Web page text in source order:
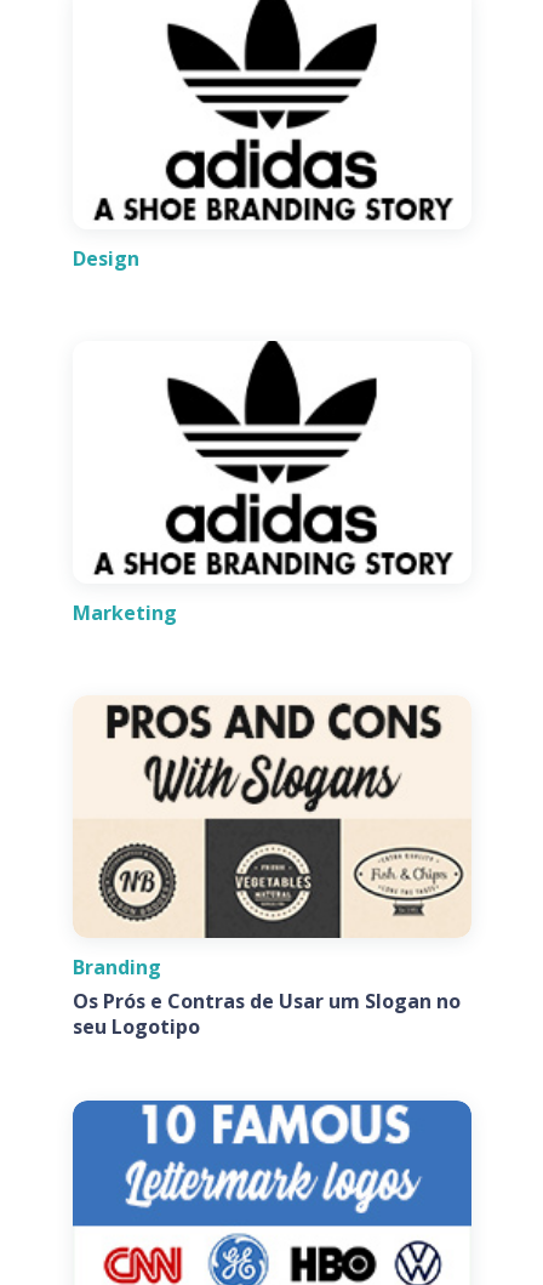
Design
Marketing
Branding
Os Prós e Contras de Usar um Slogan no
seu Logotipo